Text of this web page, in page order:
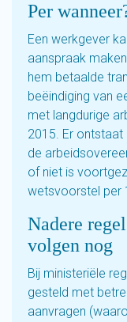
Per
Een werkgever
aanspraak
hem betaalde
beëindiging van
met langdurige
2015. Er
de
of niet is
wetsvoorstel per
Nadere
volgen nog
Bij ministeriële
gesteld met
aanvragen